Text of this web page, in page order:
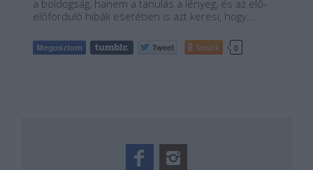
a boldogság, hanem a tanulás a lényeg, és az elő-
előforduló hibák esetében is azt keresi, hogy…
Tetszik 0